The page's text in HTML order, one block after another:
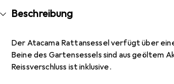
Beschreibung
Der Atacama Rattansessel verfügt über
Beine des Gartensessels sind aus geöltem
Reissverschluss ist inklusive.